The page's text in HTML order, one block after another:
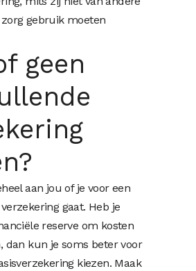
gebruik moeten
geen
aan jou of je voor een
gaat. Heb je
reserve om kosten
dan kun je soms beter voor
kiezen. Maak